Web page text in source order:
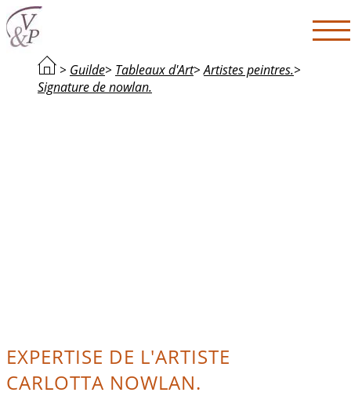
> Guilde> Tableaux d'Art>Artistes peintres.>
Signature de nowlan.
EXPERTISE DE L'ARTISTE
CARLOTTA NOWLAN.